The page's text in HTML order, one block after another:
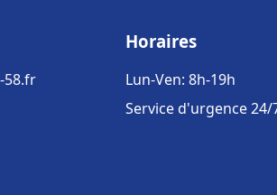
58.fr
Horaires
Lun-Ven: 8h-19h
Service d'urgence 24/